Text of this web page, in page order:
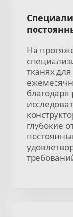
На
тканях
глубокие